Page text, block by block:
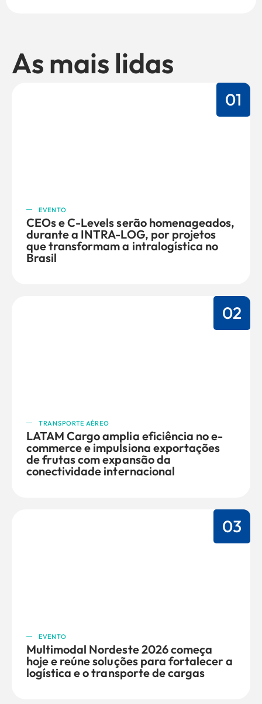
As mais lidas
01
EVENTO
CEOs e C-Levels serão homenageados,
durante a INTRA-LOG, por projetos
que transformam a intralogística no
Brasil
02
TRANSPORTE AÉREO
LATAM Cargo amplia eficiência no e-
commerce e impulsiona exportações
de frutas com expansão da
conectividade internacional
03
EVENTO
Multimodal Nordeste 2026 começa
hoje e reúne soluções para fortalecer a
logística e o transporte de cargas